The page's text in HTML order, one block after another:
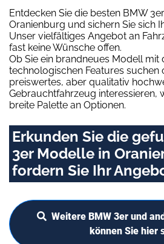
Entdecken Sie die besten BMW
Oranienburg und sichern Sie sich
Unser vielfältiges Angebot an
fast keine Wünsche offen.
Ob Sie ein brandneues Modell mit
technologischen Features suchen
preiswertes, aber qualitativ
Gebrauchtfahrzeug interessieren,
breite Palette an Optionen.
Erkunden Sie die
3er Modelle in
fordern Sie Ihr
Weitere BMW 3er und
können Sie hier